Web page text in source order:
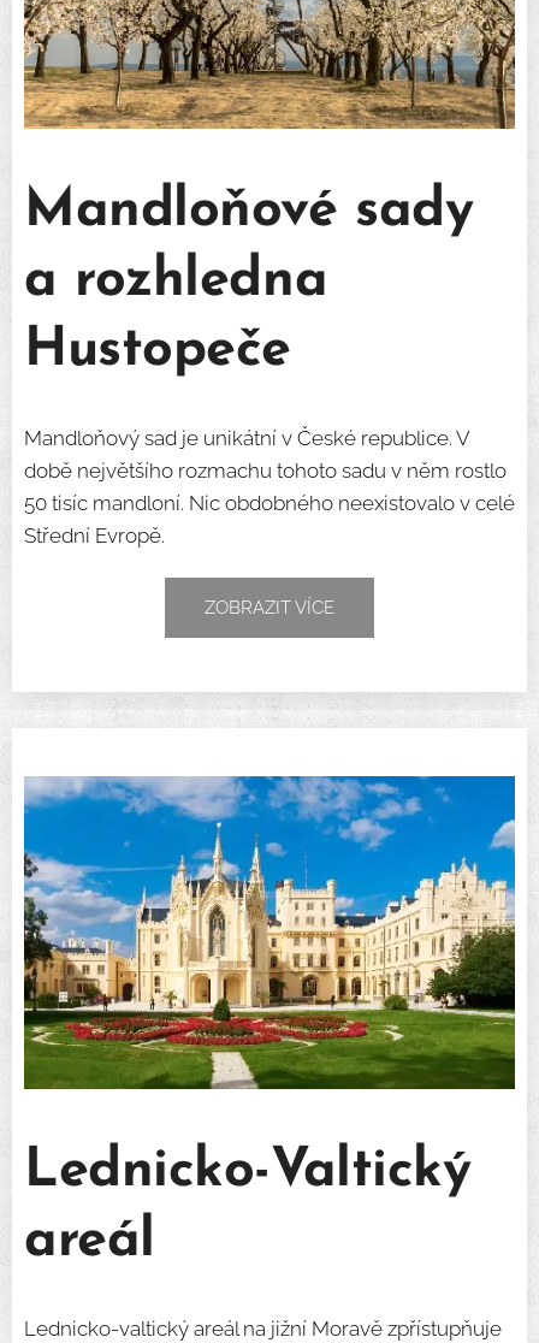
Mandloňové sady
a rozhledna
Hustopeče
Mandloňový sad je unikátní v České republice. V
době největšího rozmachu tohoto sadu v něm rostlo
50 tisíc mandloní. Nic obdobného neexistovalo v celé
Střední Evropě.
ZOBRAZIT VÍCE
Lednicko-Valtický
areál
Lednicko-valtický areál na jižní Moravě zpřístupňuje